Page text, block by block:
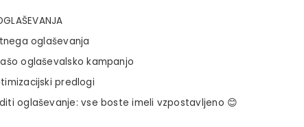
oglaševanja
oglaševalsko kampanjo
predlogi
oglaševanje: vse boste imeli vzpostavljeno 😊